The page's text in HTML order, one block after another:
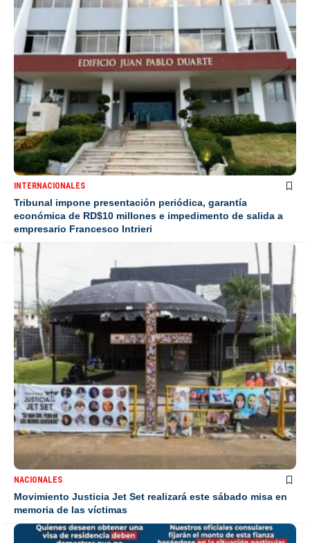
INTERNACIONALES
Tribunal impone presentación periódica, garantía
económica de RD$10 millones e impedimento de salida a
empresario Francesco Intrieri
NACIONALES
Movimiento Justicia Jet Set realizará este sábado misa en
memoria de las víctimas